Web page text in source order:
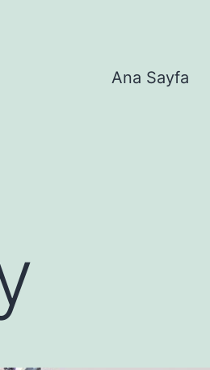
Ana Sayfa